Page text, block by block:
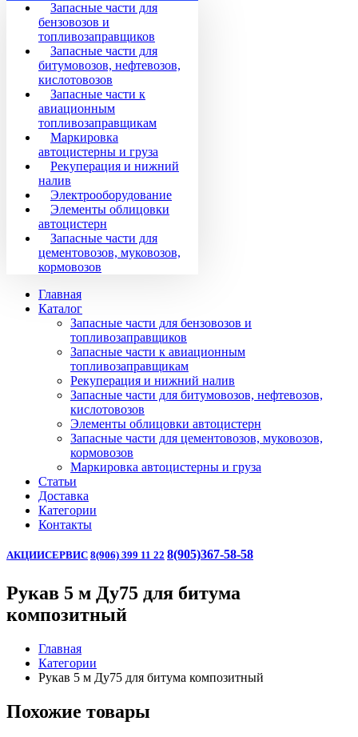
Запасные части для
бензовозов и
топливозаправщиков
Запасные части для
битумовозов, нефтевозов,
кислотовозов
Запасные части к
авиационным
топливозаправщикам
Маркировка
автоцистерны и груза
Рекуперация и нижний
налив
Электрооборудование
Элементы облицовки
автоцистерн
Запасные части для
цементовозов, муковозов,
кормовозов
Главная
Каталог
Запасные части для бензовозов и
топливозаправщиков
Запасные части к авиационным
топливозаправщикам
Рекуперация и нижний налив
Запасные части для битумовозов, нефтевозов,
кислотовозов
Элементы облицовки автоцистерн
Запасные части для цементовозов, муковозов,
кормовозов
Маркировка автоцистерны и груза
Статьи
Доставка
Категории
Контакты
АКЦИИСЕРВИС 8(906) 399 11 22 8(905)367-58-58
Рукав 5 м Ду75 для битума
композитный
Главная
Категории
Рукав 5 м Ду75 для битума композитный
Похожие товары